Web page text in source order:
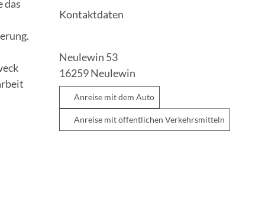
das
Kontaktdaten
Neulewin 53
16259Neulewin
Anreise mit dem Auto
Anreise mit öffentlichen Verkehrsmitteln